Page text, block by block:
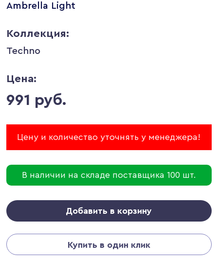
Ambrella Light
Коллекция:
Techno
Цена:
991 руб.
Цену и количество уточнять у менеджера!
В наличии на складе поставщика 100 шт.
Добавить в корзину
Купить в один клик